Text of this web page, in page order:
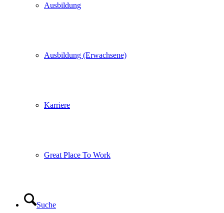
Ausbildung
Ausbildung (Erwachsene)
Karriere
Great Place To Work
Suche